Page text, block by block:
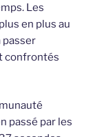
Les
en plus au
passer
confrontés
passé par les